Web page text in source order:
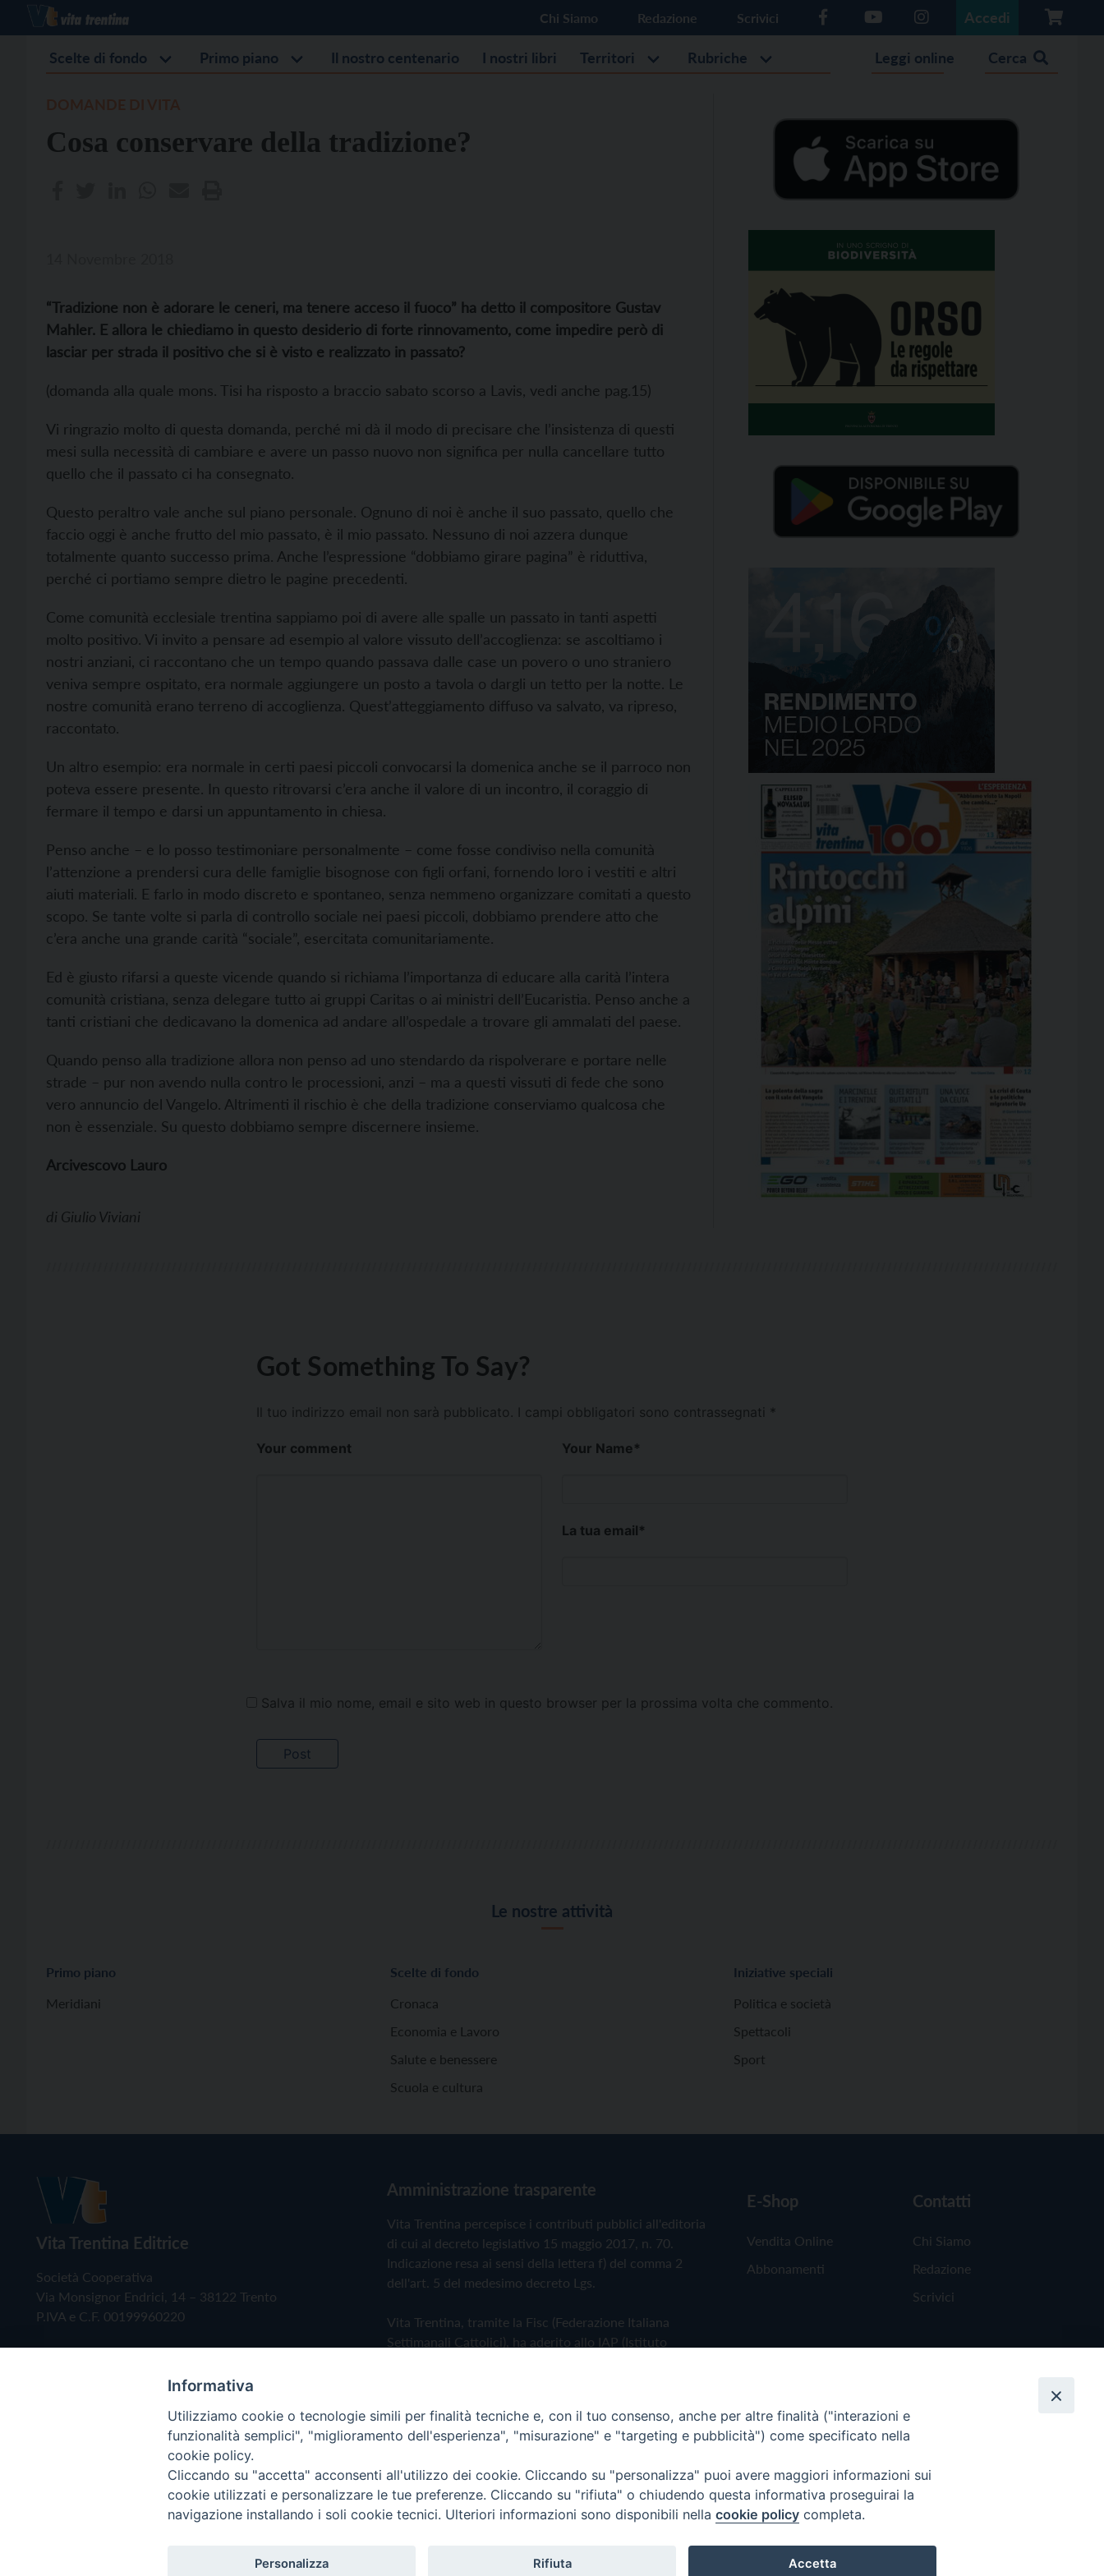
Chi Siamo Redazione Scrivici Accedi
Scelte di fondo Primo piano Il nostro centenario I nostri libri Territori Rubriche Leggi online Cerca
Cosa conservare della tradizione?
“Tradizione non è adorare le ceneri, ma tenere acceso il fuoco” ha detto il compositore Gustav
Mahler. E allora le chiediamo in questo desiderio di forte rinnovamento, come impedire però di
lasciar per strada il positivo che si è visto e realizzato in passato?
(domanda alla quale mons. Tisi ha risposto a braccio sabato scorso a Lavis, vedi anche pag.15)
Vi ringrazio molto di questa domanda, perché mi dà il modo di precisare che l’insistenza di questi
mesi sulla necessità di cambiare e avere un passo nuovo non significa per nulla cancellare tutto
quello che il passato ci ha consegnato.
Questo peraltro vale anche sul piano personale. Ognuno di noi è anche il suo passato, quello che
faccio oggi è anche frutto del mio passato, è il mio passato. Nessuno di noi azzera dunque
totalmente quanto successo prima. Anche l’espressione “dobbiamo girare pagina” è riduttiva,
perché ci portiamo sempre dietro le pagine precedenti.
Come comunità ecclesiale trentina sappiamo poi di avere alle spalle un passato in tanti aspetti
molto positivo. Vi invito a pensare ad esempio al valore vissuto dell’accoglienza: se ascoltiamo i
nostri anziani, ci raccontano che un tempo quando passava dalle case un povero o uno straniero
veniva sempre ospitato, era normale aggiungere un posto a tavola o dargli un tetto per la notte. Le
nostre comunità erano terreno di accoglienza. Quest’atteggiamento diffuso va salvato, va ripreso,
raccontato.
Un altro esempio: era normale in certi paesi piccoli convocarsi la domenica anche se il parroco non
poteva essere presente. In questo ritrovarsi c’era anche il valore di un incontro, il coraggio di
fermare il tempo e darsi un appuntamento in chiesa.
Penso anche – e lo posso testimoniare personalmente – come fosse condiviso nella comunità
l’attenzione a prendersi cura delle famiglie bisognose con figli orfani, fornendo loro i vestiti e altri
aiuti materiali. E farlo in modo discreto e spontaneo, senza nemmeno organizzare comitati a questo
scopo. Se tante volte si parla di controllo sociale nei paesi piccoli, dobbiamo prendere atto che
c’era anche una grande carità “sociale”, esercitata comunitariamente.
Ed è giusto rifarsi a queste vicende quando si richiama l’importanza di educare alla carità l’intera
comunità cristiana, senza delegare tutto ai gruppi Caritas o ai ministri dell’Eucaristia. Penso anche a
tanti cristiani che dedicavano la domenica ad andare all’ospedale a trovare gli ammalati del paese.
Quando penso alla tradizione allora non penso ad uno stendardo da rispolverare e portare nelle
strade – pur non avendo nulla contro le processioni, anzi – ma a questi vissuti di fede che sono
vero annuncio del Vangelo. Altrimenti il rischio è che della tradizione conserviamo qualcosa che
non è essenziale. Su questo dobbiamo sempre discernere insieme.
Arcivescovo Lauro
di Giulio Viviani
Got Something To Say?
Il tuo indirizzo email non sarà pubblicato. I campi obbligatori sono contrassegnati *
Your comment Your Name*
La tua email*
Salva il mio nome, email e sito web in questo browser per la prossima volta che commento.
Le nostre attività
Primo piano
Meridiani
Scelte di fondo
Cronaca
Economia e Lavoro
Salute e benessere
Scuola e cultura
Iniziative speciali
Politica e società
Spettacoli
Sport
Vita Trentina Editrice
Società Cooperativa
Via Monsignor Endrici, 14 – 38122 Trento
P.IVA e C.F. 00199960220
Amministrazione trasparente
Vita Trentina percepisce i contributi pubblici all'editoria
di cui al decreto legislativo 15 maggio 2017, n. 70.
Indicazione resa ai sensi della lettera f) del comma 2
dell'art. 5 del medesimo decreto Lgs.
Vita Trentina, tramite la Fisc (Federazione Italiana
Settimanali Cattolici), ha aderito allo IAP (Istituto
Privacy Policy Cookie Policy
E-Shop
Vendita Online
Abbonamenti
Contatti
Chi Siamo
Redazione
Scrivici
Copyright © 2019 - Tutti i diritti riservati - Vita Trentina Editrice
Informativa
Utilizziamo cookie o tecnologie simili per finalità tecniche e, con il tuo consenso, anche per altre finalità ("interazioni e
funzionalità semplici", "miglioramento dell'esperienza", "misurazione" e "targeting e pubblicità") come specificato nella
cookie policy.
Cliccando su "accetta" acconsenti all'utilizzo dei cookie. Cliccando su "personalizza" puoi avere maggiori informazioni sui
cookie utilizzati e personalizzare le tue preferenze. Cliccando su "rifiuta" o chiudendo questa informativa proseguirai la
navigazione installando i soli cookie tecnici. Ulteriori informazioni sono disponibili nella cookie policy completa.
Personalizza Rifiuta Accetta